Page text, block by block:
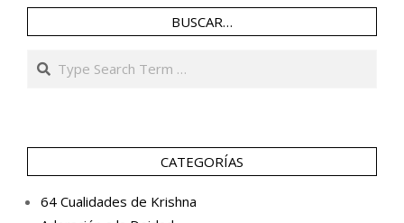
BUSCAR…
Search
CATEGORÍAS
64 Cualidades de Krishna